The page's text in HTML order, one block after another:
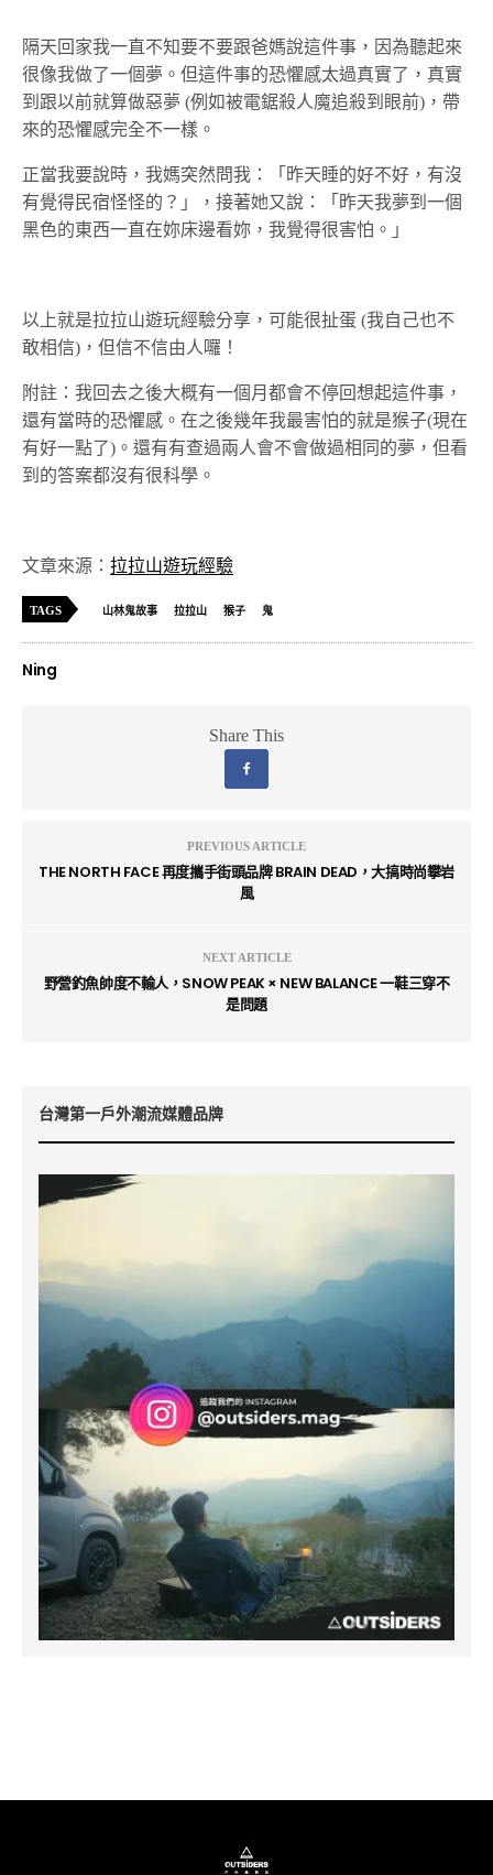
隔天回家我一直不知要不要跟爸媽說這件事，因為聽起來
很像我做了一個夢。但這件事的恐懼感太過真實了，真實
到跟以前就算做惡夢 (例如被電鋸殺人魔追殺到眼前)，帶
來的恐懼感完全不一樣。
正當我要說時，我媽突然問我：「昨天睡的好不好，有沒
有覺得民宿怪怪的？」，接著她又說：「昨天我夢到一個
黑色的東西一直在妳床邊看妳，我覺得很害怕。」
以上就是拉拉山遊玩經驗分享，可能很扯蛋 (我自己也不
敢相信)，但信不信由人囉！
附註：我回去之後大概有一個月都會不停回想起這件事，
還有當時的恐懼感。在之後幾年我最害怕的就是猴子(現在
有好一點了)。還有有查過兩人會不會做過相同的夢，但看
到的答案都沒有很科學。
文章來源： 拉拉山遊玩經驗
TAGS 山林鬼故事 拉拉山 猴子 鬼
Ning
Share This
PREVIOUS ARTICLE
THE NORTH FACE 再度攜手街頭品牌 BRAIN DEAD，大搞時尚攀岩
風
NEXT ARTICLE
野營釣魚帥度不輸人，SNOW PEAK × NEW BALANCE 一鞋三穿不
是問題
台灣第一戶外潮流媒體品牌